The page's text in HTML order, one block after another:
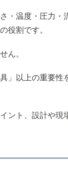
・温度・圧力・
役割です。
ん。
」以上の重要性
ント、設計や現